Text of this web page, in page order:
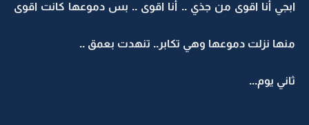
ابجي أنا اقوى من جذي .. أنا اقوى .. بس دموعها كانت اقوى
منها نزلت دموعها وهي تكابر.. تنهدت بعمق ..
ثاني يوم...